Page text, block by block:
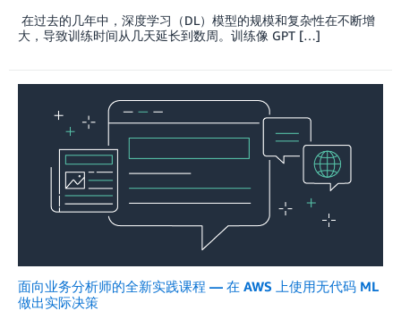
在过去的几年中，深度学习（DL）模型的规模和复杂性在不断增
大，导致训练时间从几天延长到数周。训练像 GPT […]
面向业务分析师的全新实践课程 — 在 AWS 上使用无代码 ML
做出实际决策